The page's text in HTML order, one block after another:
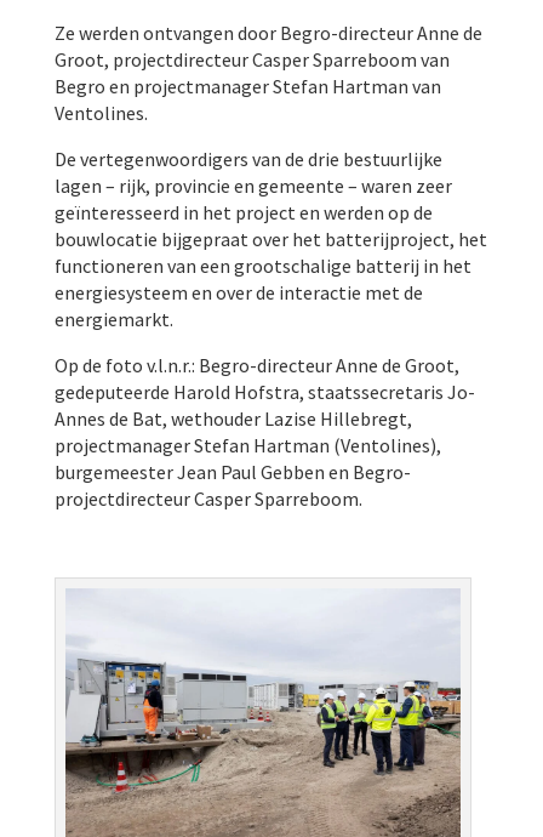
Ze werden ontvangen door Begro-directeur Anne de
Groot, projectdirecteur Casper Sparreboom van
Begro en projectmanager Stefan Hartman van
Ventolines.
De vertegenwoordigers van de drie bestuurlijke
lagen – rijk, provincie en gemeente – waren zeer
geïnteresseerd in het project en werden op de
bouwlocatie bijgepraat over het batterijproject, het
functioneren van een grootschalige batterij in het
energiesysteem en over de interactie met de
energiemarkt.
Op de foto v.l.n.r.: Begro-directeur Anne de Groot,
gedeputeerde Harold Hofstra, staatssecretaris Jo-
Annes de Bat, wethouder Lazise Hillebregt,
projectmanager Stefan Hartman (Ventolines),
burgemeester Jean Paul Gebben en Begro-
projectdirecteur Casper Sparreboom.